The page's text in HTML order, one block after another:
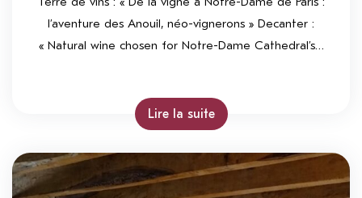
l’aventure des Anouil, néo-vignerons » Decanter :
« Natural wine chosen for Notre-Dame Cathedral’s…
Lire la suite